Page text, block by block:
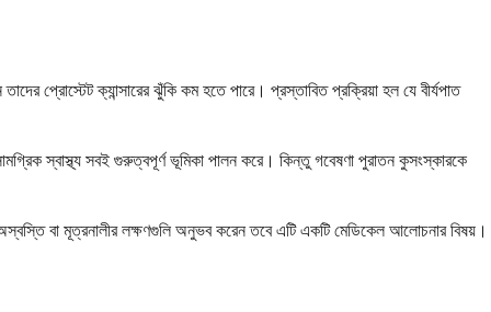
প্রোস্টেট ক্যান্সারের ঝুঁকি কম হতে পারে। প্রস্তাবিত প্রক্রিয়া হল যে বীর্যপাত
স্বাস্থ্য সবই গুরুত্বপূর্ণ ভূমিকা পালন করে। কিন্তু গবেষণা পুরাতন কুসংস্কারকে
অস্বস্তি বা মূত্রনালীর লক্ষণগুলি অনুভব করেন তবে এটি একটি মেডিকেল আলোচনার বিষয়।